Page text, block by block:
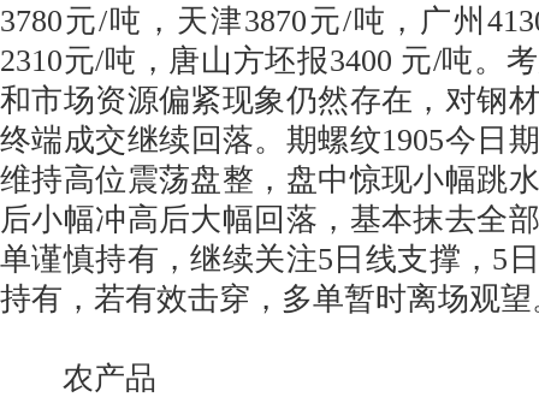
3780元/吨，天津3870元/吨，广州
2310元/吨，唐山方坯报3400 元/吨。
和市场资源偏紧现象仍然存在，对钢
终端成交继续回落。期螺纹1905今日
维持高位震荡盘整，盘中惊现小幅跳
后小幅冲高后大幅回落，基本抹去全
单谨慎持有，继续关注5日线支撑，5
持有，若有效击穿，多单暂时离场观望
农产品